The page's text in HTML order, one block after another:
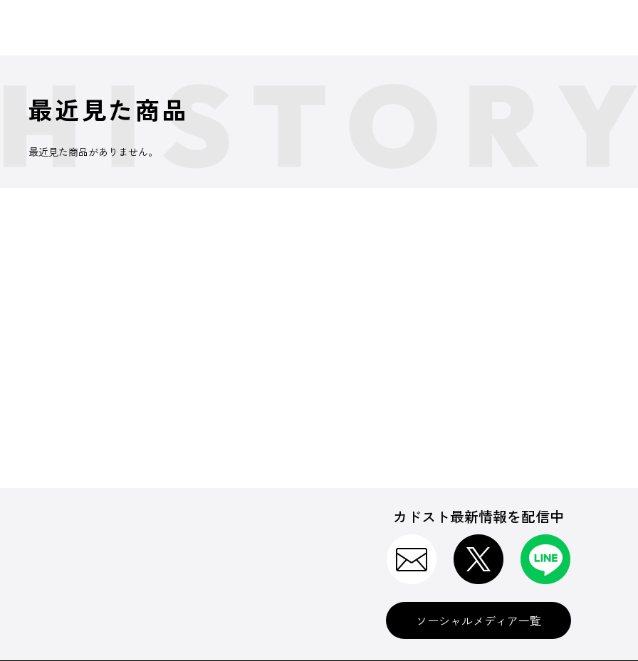
最近見た商品
最近見た商品がありません。
カドスト最新情報を配信中
ソーシャルメディア一覧